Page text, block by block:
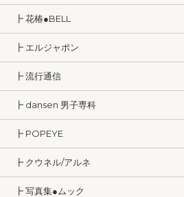
┣ 花椿●BELL
┣ エルジャポン
┣ 流行通信
┣ dansen 男子専科
┣ POPEYE
┣ クウネル/アルネ
┣ 写真集●ムック